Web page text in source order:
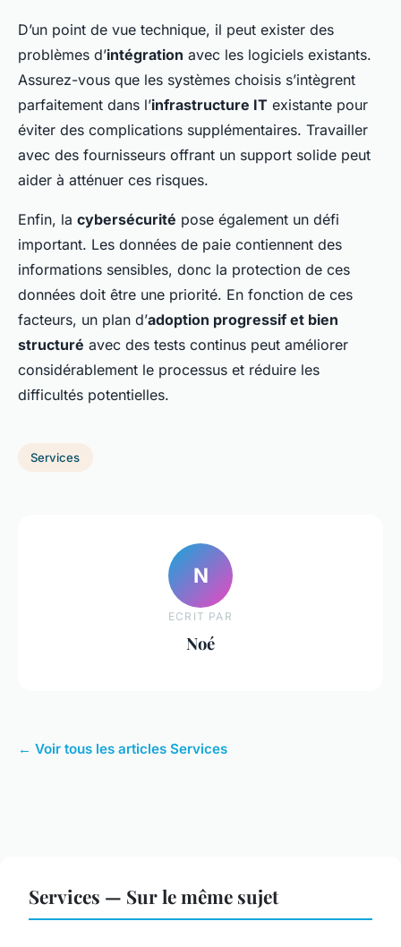
D’un point de vue technique, il peut exister des
problèmes d’intégration avec les logiciels existants.
Assurez-vous que les systèmes choisis s’intègrent
parfaitement dans l’infrastructure IT existante pour
éviter des complications supplémentaires. Travailler
avec des fournisseurs offrant un support solide peut
aider à atténuer ces risques.
Enfin, la cybersécurité pose également un défi
important. Les données de paie contiennent des
informations sensibles, donc la protection de ces
données doit être une priorité. En fonction de ces
facteurs, un plan d’adoption progressif et bien
structuré avec des tests continus peut améliorer
considérablement le processus et réduire les
difficultés potentielles.
Services
N
ECRIT PAR
Noé
← Voir tous les articles Services
Services — Sur le même sujet